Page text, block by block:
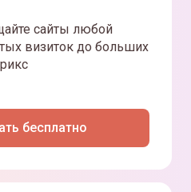
сайты любой
визиток до больших
бесплатно